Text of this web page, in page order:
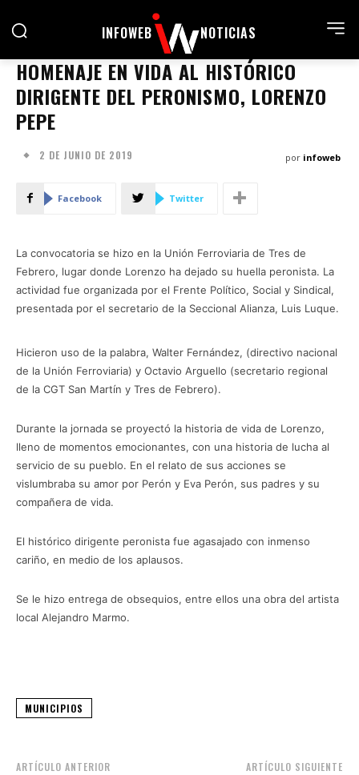
INFOWEB NOTICIAS
HOMENAJE EN VIDA AL HISTÓRICO
DIRIGENTE DEL PERONISMO, LORENZO
PEPE
2 DE JUNIO DE 2019 por infoweb
Facebook Twitter
La convocatoria se hizo en la Unión Ferroviaria de Tres de
Febrero, lugar donde Lorenzo ha dejado su huella peronista. La
actividad fue organizada por el Frente Político, Social y Sindical,
presentada por el secretario de la Seccional Alianza, Luis Luque.
Hicieron uso de la palabra, Walter Fernández, (directivo nacional
de la Unión Ferroviaria) y Octavio Arguello (secretario regional
de la CGT San Martín y Tres de Febrero).
Durante la jornada se proyectó la historia de vida de Lorenzo,
lleno de momentos emocionantes, con una historia de lucha al
servicio de su pueblo. En el relato de sus acciones se
vislumbraba su amor por Perón y Eva Perón, sus padres y su
compañera de vida.
El histórico dirigente peronista fue agasajado con inmenso
cariño, en medio de los aplausos.
Se le hizo entrega de obsequios, entre ellos una obra del artista
local Alejandro Marmo.
MUNICIPIOS
ARTÍCULO ANTERIOR ARTÍCULO SIGUIENTE